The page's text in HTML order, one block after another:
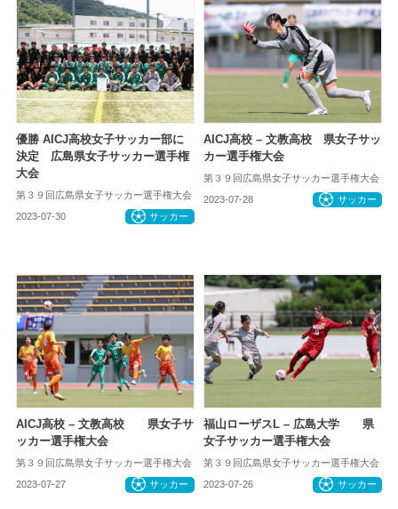
優勝 AICJ高校女子サッカー部に
決定 広島県女子サッカー選手権
大会
第３９回広島県女子サッカー選手権大会
2023-07-30 サッカー
AICJ高校 – 文教高校 県女子サッ
カー選手権大会
第３９回広島県女子サッカー選手権大会
2023-07-28 サッカー
AICJ高校 – 文教高校 県女子サ
ッカー選手権大会
第３９回広島県女子サッカー選手権大会
2023-07-27 サッカー
福山ローザスL – 広島大学 県
女子サッカー選手権大会
第３９回広島県女子サッカー選手権大会
2023-07-26 サッカー